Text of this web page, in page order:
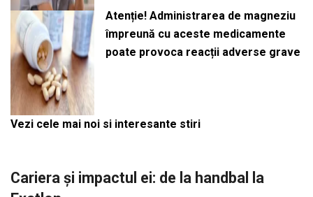
Atenție! Administrarea de magneziu
împreună cu aceste medicamente
poate provoca reacții adverse grave
Vezi cele mai noi si interesante stiri
Cariera și impactul ei: de la handbal la